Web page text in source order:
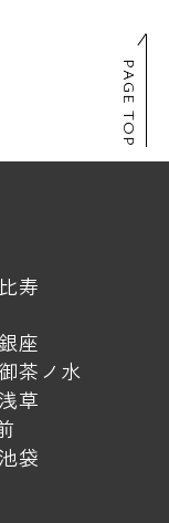
PAGE TOP
寿
座
茶ノ水
浅草
池袋